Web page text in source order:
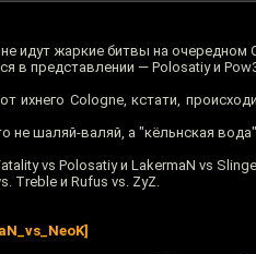
идут жаркие битвы на очередном
в представлении — Polosatiy и
ихнего Cologne, кстати,
не шаляй-валяй, а "кёльнская
vs Polosatiy и LakermaN vs
Treble и Rufus vs. ZyZ.